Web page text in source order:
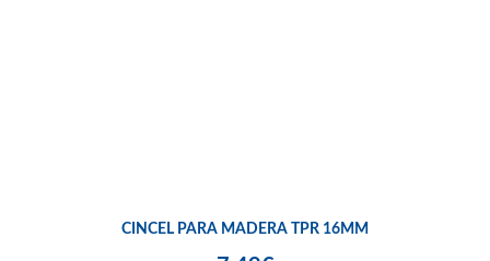
CINCEL PARA MADERA TPR 16MM